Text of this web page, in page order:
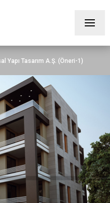
×
Yapı Tasarım A.Ş. (Öneri-1)